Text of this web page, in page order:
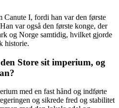
Canute I, fordi han var den første
var også den første konge, der
og Norge samtidig, hvilket gjorde
historie.
Store sit imperium, og
med en fast hånd og indførte
og sikrede fred og stabilitet